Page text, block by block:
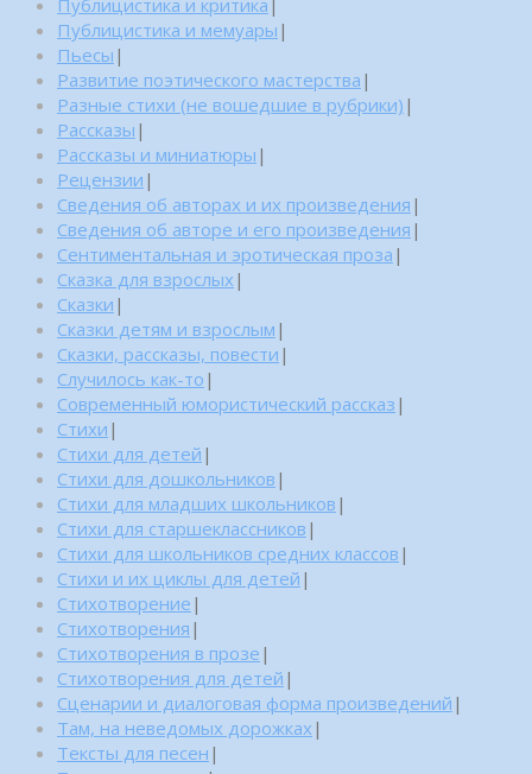
Публицистика и мемуары |
Пьесы |
Развитие поэтического мастерства |
Разные стихи (не вошедшие в рубрики) |
Рассказы |
Рассказы и миниатюры |
Рецензии |
Сведения об авторах и их произведения |
Сведения об авторе и его произведения |
Сентиментальная и эротическая проза |
Сказка для взрослых |
Сказки |
Сказки детям и взрослым |
Сказки, рассказы, повести |
Случилось как-то |
Современный юмористический рассказ |
Стихи |
Стихи для детей |
Стихи для дошкольников |
Стихи для младших школьников |
Стихи для старшеклассников |
Стихи для школьников средних классов |
Стихи и их циклы для детей |
Стихотворение |
Стихотворения |
Стихотворения в прозе |
Стихотворения для детей |
Сценарии и диалоговая форма произведений |
Там, на неведомых дорожках |
Тексты для песен |